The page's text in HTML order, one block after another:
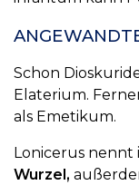
Schon
Elaterium.
als Emetikum.
Lonicerus nennt
Wurzel,